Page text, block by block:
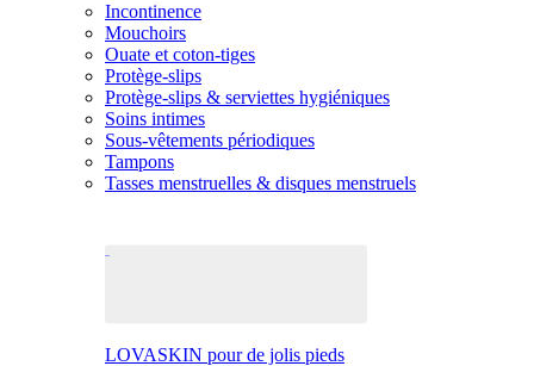
Incontinence
Mouchoirs
Ouate et coton-tiges
Protège-slips
Protège-slips & serviettes hygiéniques
Soins intimes
Sous-vêtements périodiques
Tampons
Tasses menstruelles & disques menstruels
LOVASKIN pour de jolis pieds